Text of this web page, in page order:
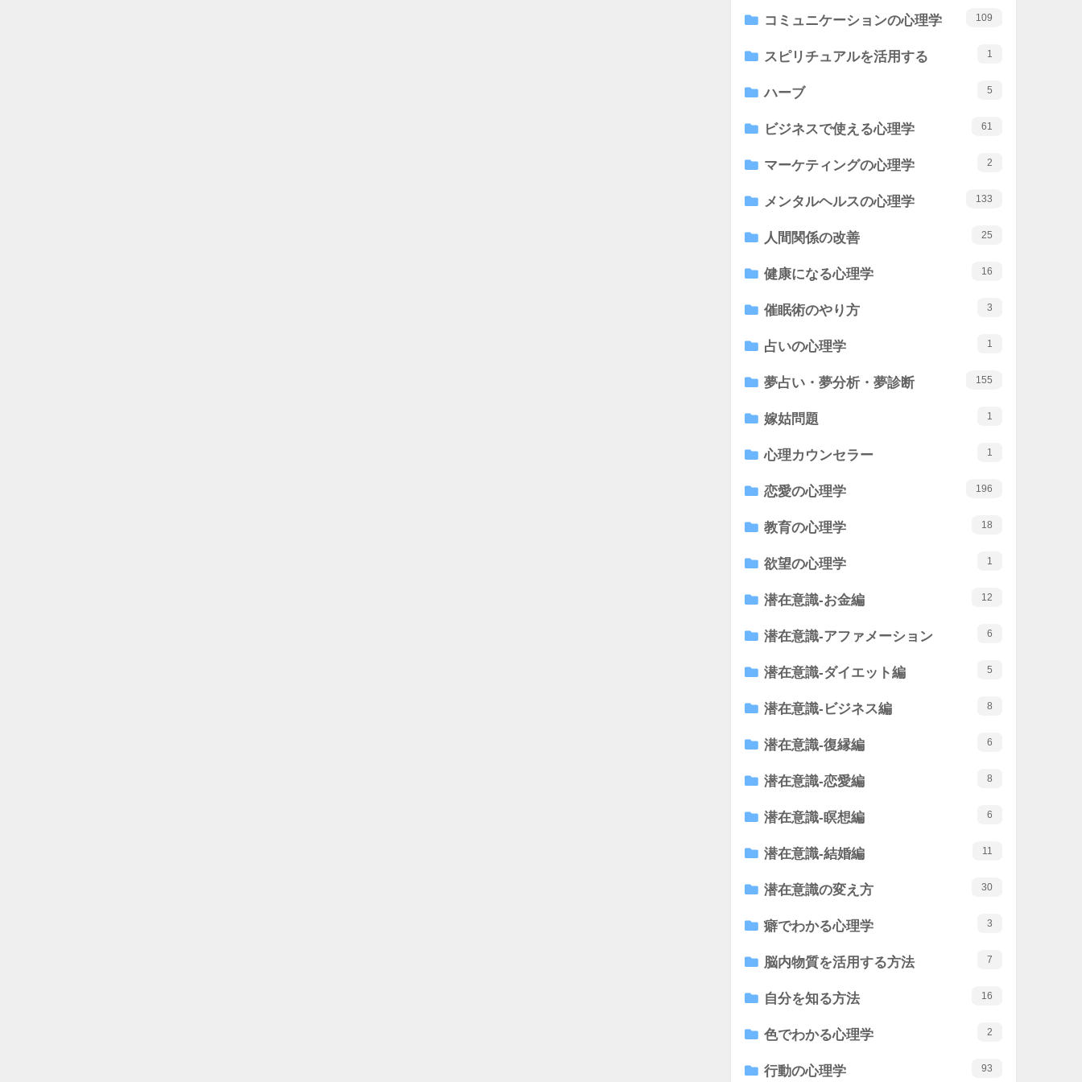
コミュニケーションの心理学 109
スピリチュアルを活用する 1
ハーブ 5
ビジネスで使える心理学 61
マーケティングの心理学 2
メンタルヘルスの心理学 133
人間関係の改善 25
健康になる心理学 16
催眠術のやり方 3
占いの心理学 1
夢占い・夢分析・夢診断 155
嫁姑問題 1
心理カウンセラー 1
恋愛の心理学 196
教育の心理学 18
欲望の心理学 1
潜在意識-お金編 12
潜在意識-アファメーション 6
潜在意識-ダイエット編 5
潜在意識-ビジネス編 8
潜在意識-復縁編 6
潜在意識-恋愛編 8
潜在意識-瞑想編 6
潜在意識-結婚編 11
潜在意識の変え方 30
癖でわかる心理学 3
脳内物質を活用する方法 7
自分を知る方法 16
色でわかる心理学 2
行動の心理学 93